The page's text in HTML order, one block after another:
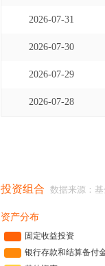
2026-07-31
2026-07-30
2026-07-29
2026-07-28
投资组合 数据来源：
资产分布